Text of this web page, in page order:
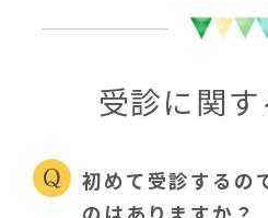
受診に関
初めて受診するの